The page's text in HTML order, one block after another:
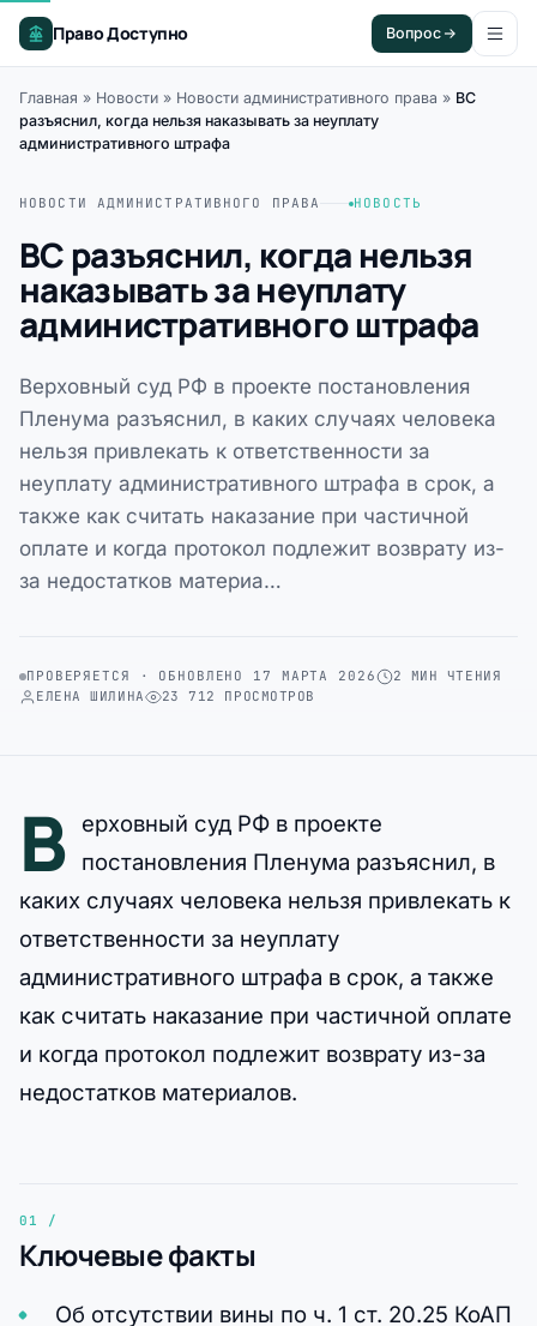
Право Доступно Вопрос
Главная » Новости » Новости административного права » ВС
разъяснил, когда нельзя наказывать за неуплату
административного штрафа
НОВОСТИ АДМИНИСТРАТИВНОГО ПРАВА НОВОСТЬ
ВС разъяснил, когда нельзя
наказывать за неуплату
административного штрафа
Верховный суд РФ в проекте постановления
Пленума разъяснил, в каких случаях человека
нельзя привлекать к ответственности за
неуплату административного штрафа в срок, а
также как считать наказание при частичной
оплате и когда протокол подлежит возврату из-
за недостатков материа…
ПРОВЕРЯЕТСЯ · ОБНОВЛЕНО 17 МАРТА 2026
2 МИН ЧТЕНИЯ
ЕЛЕНА ШИЛИНА
23 712 ПРОСМОТРОВ
В
ерховный суд РФ в проекте
постановления Пленума разъяснил, в
каких случаях человека нельзя привлекать к
ответственности за неуплату
административного штрафа в срок, а также
как считать наказание при частичной оплате
и когда протокол подлежит возврату из-за
недостатков материалов.
Ключевые факты
Об отсутствии вины по ч. 1 ст. 20.25 КоАП